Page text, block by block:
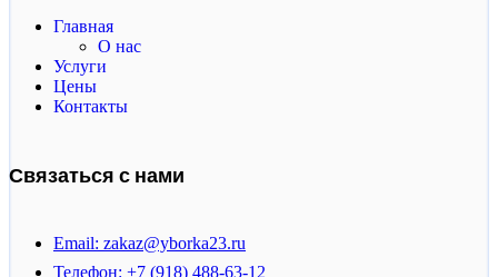
Главная
О нас
Услуги
Цены
Контакты
Связаться с нами
Email: zakaz@yborka23.ru
Телефон: +7 (918) 488-63-12